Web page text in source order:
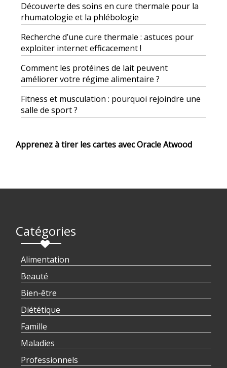
Découverte des soins en cure thermale pour la
rhumatologie et la phlébologie
Recherche d’une cure thermale : astuces pour
exploiter internet efficacement !
Comment les protéines de lait peuvent
améliorer votre régime alimentaire ?
Fitness et musculation : pourquoi rejoindre une
salle de sport ?
Apprenez à tirer les cartes avec Oracle Atwood
Catégories
Alimentation
Beauté
Bien-être
Diététique
Famille
Maladies
Professionnels